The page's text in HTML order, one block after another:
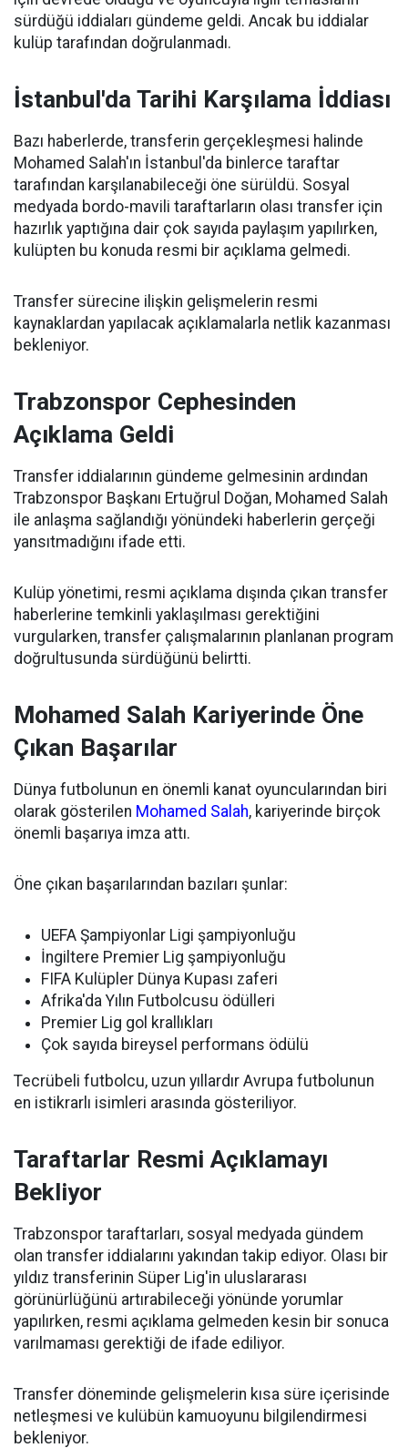
sürdüğü iddiaları gündeme geldi. Ancak bu iddialar
kulüp tarafından doğrulanmadı.
İstanbul'da Tarihi Karşılama İddiası
Bazı haberlerde, transferin gerçekleşmesi halinde
Mohamed Salah'ın İstanbul'da binlerce taraftar
tarafından karşılanabileceği öne sürüldü. Sosyal
medyada bordo-mavili taraftarların olası transfer için
hazırlık yaptığına dair çok sayıda paylaşım yapılırken,
kulüpten bu konuda resmi bir açıklama gelmedi.
Transfer sürecine ilişkin gelişmelerin resmi
kaynaklardan yapılacak açıklamalarla netlik kazanması
bekleniyor.
Trabzonspor Cephesinden
Açıklama Geldi
Transfer iddialarının gündeme gelmesinin ardından
Trabzonspor Başkanı Ertuğrul Doğan, Mohamed Salah
ile anlaşma sağlandığı yönündeki haberlerin gerçeği
yansıtmadığını ifade etti.
Kulüp yönetimi, resmi açıklama dışında çıkan transfer
haberlerine temkinli yaklaşılması gerektiğini
vurgularken, transfer çalışmalarının planlanan program
doğrultusunda sürdüğünü belirtti.
Mohamed Salah Kariyerinde Öne
Çıkan Başarılar
Dünya futbolunun en önemli kanat oyuncularından biri
olarak gösterilen Mohamed Salah, kariyerinde birçok
önemli başarıya imza attı.
Öne çıkan başarılarından bazıları şunlar:
UEFA Şampiyonlar Ligi şampiyonluğu
İngiltere Premier Lig şampiyonluğu
FIFA Kulüpler Dünya Kupası zaferi
Afrika'da Yılın Futbolcusu ödülleri
Premier Lig gol krallıkları
Çok sayıda bireysel performans ödülü
Tecrübeli futbolcu, uzun yıllardır Avrupa futbolunun
en istikrarlı isimleri arasında gösteriliyor.
Taraftarlar Resmi Açıklamayı
Bekliyor
Trabzonspor taraftarları, sosyal medyada gündem
olan transfer iddialarını yakından takip ediyor. Olası bir
yıldız transferinin Süper Lig'in uluslararası
görünürlüğünü artırabileceği yönünde yorumlar
yapılırken, resmi açıklama gelmeden kesin bir sonuca
varılmaması gerektiği de ifade ediliyor.
Transfer döneminde gelişmelerin kısa süre içerisinde
netleşmesi ve kulübün kamuoyunu bilgilendirmesi
bekleniyor.